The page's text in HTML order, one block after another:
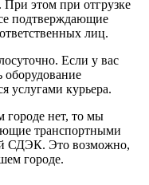
этом при отгрузке
подтверждающие
лиц.
Если у вас
оборудование
услугами курьера.
нет, то мы
транспортными
СДЭК. Это возможно,
городе.